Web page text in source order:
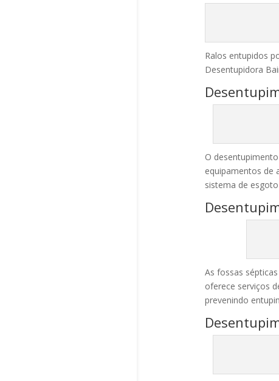
Ralos entupidos
Desentupidora
O
equipamentos de
sistema de
As fossas
oferece serviços
prevenindo